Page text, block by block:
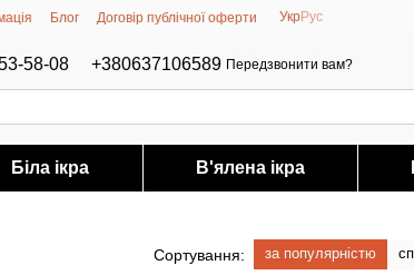
Блог Договір публічної оферти УкрРус
58-08 +380637106589 Передзвонити вам?
Біла ікра В'ялена ікра
Сортування: за популярністю